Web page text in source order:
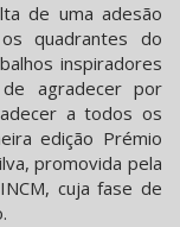
de uma adesão
quadrantes do
inspiradores
agradecer por
a todos os
edição Prémio
promovida pela
cuja fase de